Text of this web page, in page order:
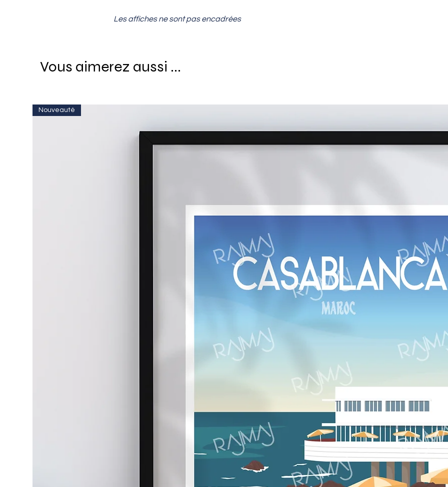
Les affiches ne sont pas encadrées
Vous aimerez aussi ...
Nouveauté